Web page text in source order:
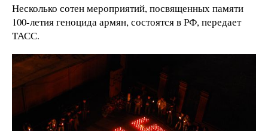
Несколько сотен мероприятий, посвященных памяти
100-летия геноцида армян, состоятся в РФ, передает
ТАСС.